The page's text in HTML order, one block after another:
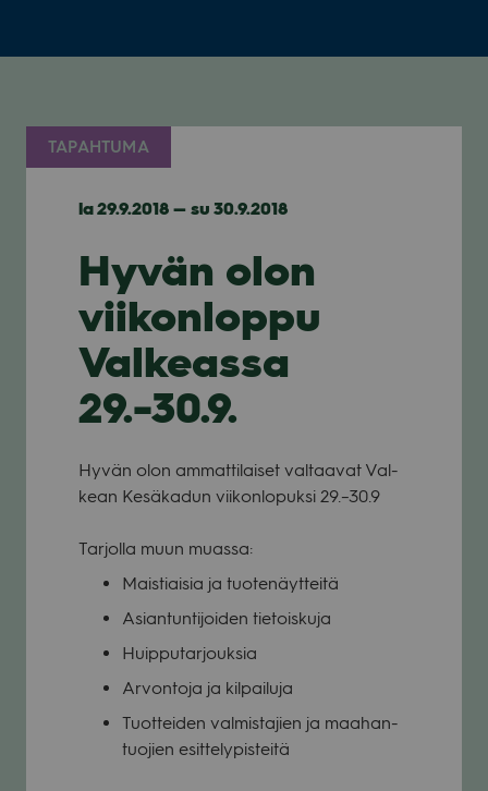
TAPAHTUMA
la 29.9.2018 — su 30.9.2018
Hyvän olon
viikonloppu
Valkeassa
29.-30.9.
Hyvän olon ammat­ti­lai­set val­taa­vat Val­
kean Kesä­ka­dun vii­kon­lo­puksi 29.–30.9
Tar­jolla muun muassa:
Mais­tiai­sia ja tuo­te­näyt­teitä
Asian­tun­ti­joi­den tie­tois­kuja
Huip­pu­tar­jouk­sia
Arvon­toja ja kil­pai­luja
Tuot­tei­den val­mis­ta­jien ja maa­han­
tuo­jien esit­te­ly­pis­teitä